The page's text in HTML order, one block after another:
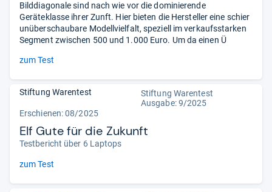
Bilddiagonale sind nach wie vor die dominierende
Geräteklasse ihrer Zunft. Hier bieten die Hersteller eine schier
unüberschaubare Modellvielfalt, speziell im verkaufsstarken
Segment zwischen 500 und 1.000 Euro. Um da einen Ü
zum Test
Stiftung Warentest
Stiftung Warentest
Ausgabe: 9/2025
Erschienen: 08/2025
Elf Gute für die Zukunft
Testbericht über 6 Laptops
zum Test